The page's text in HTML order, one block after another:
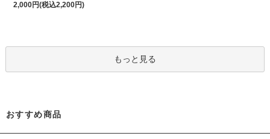
2,000円(税込2,200円)
もっと見る
おすすめ商品